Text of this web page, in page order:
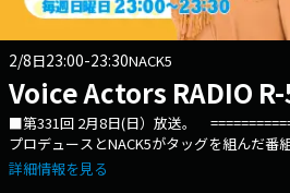
2/8日23:00-23:30NACK5
Voice Actors RADIO
■第331回 2月8日(日）放送。
プロデュースとNACK5がタッグを組んだ
NACK5の「5」と81プロデュースの「81」
詳細情報を見る